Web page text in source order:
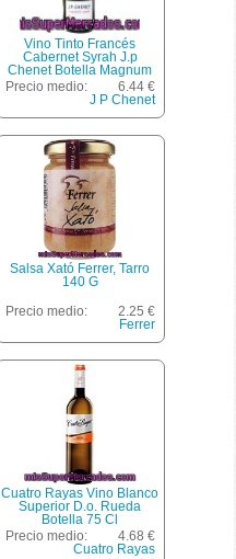
Vino Tinto Francés
Cabernet Syrah J.p
Chenet Botella Magnum
De 1,5 Litros
Precio medio:
6.44 €
J P Chenet
Salsa Xató Ferrer, Tarro
140 G
Precio medio:
2.25 €
Ferrer
Cuatro Rayas Vino Blanco
Superior D.o. Rueda
Botella 75 Cl
Precio medio:
4.68 €
Cuatro Rayas